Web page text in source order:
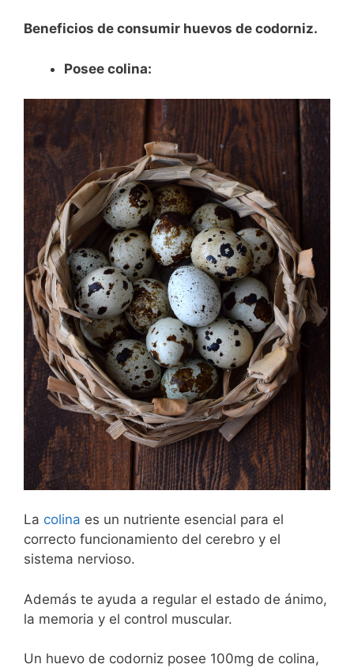
Beneficios de consumir huevos de codorniz.
Posee colina:
La colina es un nutriente esencial para el
correcto funcionamiento del cerebro y el
sistema nervioso.
Además te ayuda a regular el estado de ánimo,
la memoria y el control muscular.
Un huevo de codorniz posee 100mg de colina,